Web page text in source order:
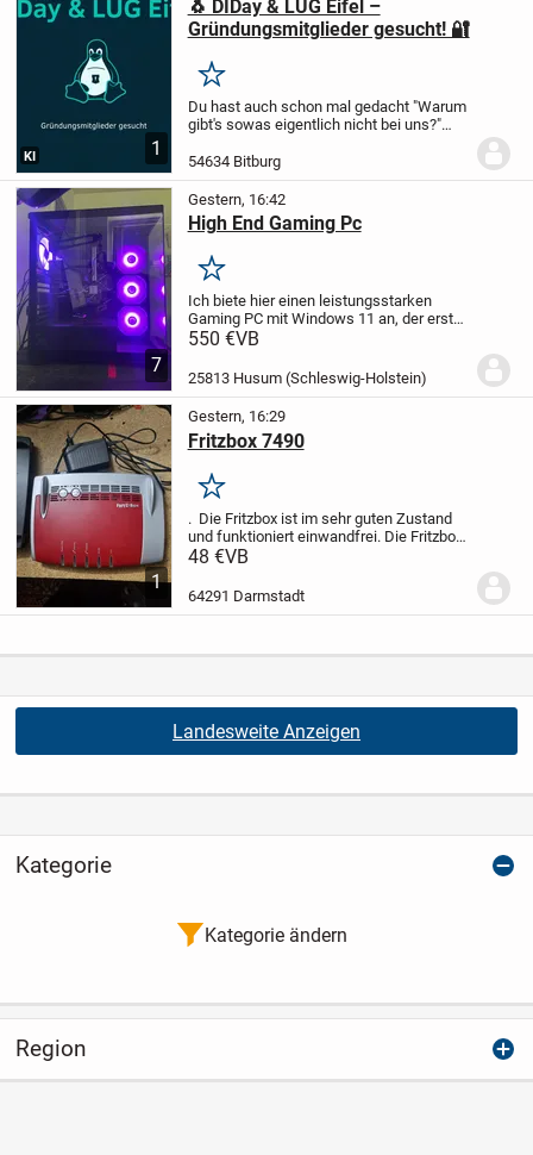
1
KI
🐧 DIDay & LUG Eifel –
Gründungsmitglieder gesucht! 🔐
Merken
Du hast auch schon mal gedacht "Warum
gibt's sowas eigentlich nicht bei uns?"
Raum Bitburg/Eifel zwei Themen
zusammen, für die es hier noch keine
lokale...
54634 Bitburg
7
Gestern, 16:42
High End Gaming Pc
Merken
Ich biete hier einen leistungsstarken
Gaming PC mit Windows 11 an, der erst
sechs Monate alt ist. Er ist perfekt für alle
hochwertigen Komponenten.* Intel Core
550 €VB
25813 Husum (Schleswig-Holstein)
1
Gestern, 16:29
Fritzbox 7490
Merken
. Die Fritzbox ist im sehr guten Zustand
und funktioniert einwandfrei. Die Fritzbox
DSL, FAX-Anschluss und 4 LAN
48 €VB
64291 Darmstadt
Landesweite Anzeigen
Kategorie
Kategorie ändern
Region